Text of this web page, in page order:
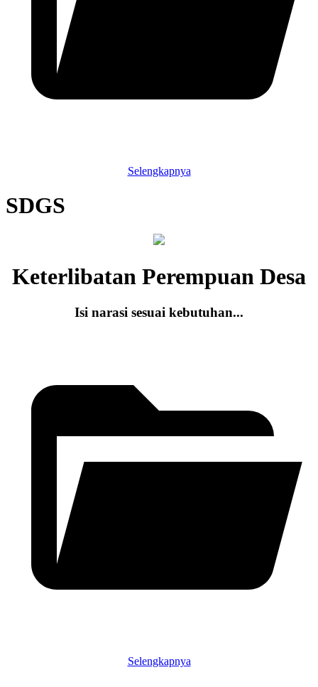
Selengkapnya
SDGS
Keterlibatan Perempuan Desa
Isi narasi sesuai kebutuhan...
Selengkapnya